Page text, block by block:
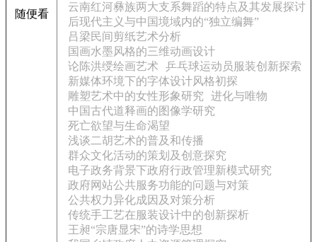
随便看
云南红河彝族两大支系舞蹈的特点及其发展探讨
后现代主义与中国境域内的“独立编舞”
吕梁民间剪纸艺术分析
国画水墨风格的三维动画设计
论陈洪绶绘画艺术 乒乓球运动员服装创新探索
新媒体环境下的字体设计风格初探
雕塑艺术中的女性形象研究
进化与唯物
中国古代道释画的图像学研究
死亡欲望与生命渴望
浅谈二胡艺术的普及和传播
群众文化活动的策划及创意探究
电子政务背景下政府行政管理新模式研究
政府网站公共服务功能的问题与对策
公共权力异化成因及对策分析
传统手工艺在服装设计中的创新探析
王昶“宗唐显宋”的诗学思想